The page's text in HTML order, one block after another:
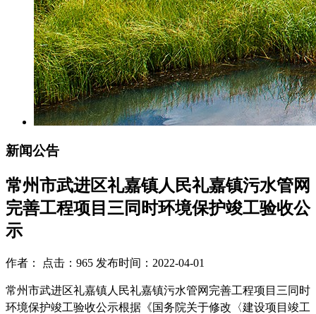
新闻公告
常州市武进区礼嘉镇人民礼嘉镇污水管网
完善工程项目三同时环境保护竣工验收公
示
作者： 点击：965 发布时间：2022-04-01
常州市武进区礼嘉镇人民礼嘉镇污水管网完善工程项目三同时
环境保护竣工验收公示根据《国务院关于修改〈建设项目竣工